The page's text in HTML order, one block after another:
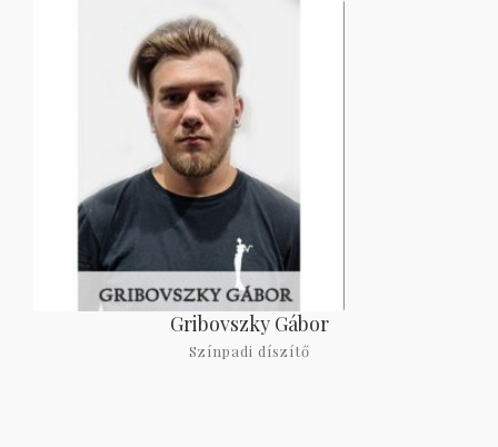
Gribovszky Gábor
Színpadi díszítő